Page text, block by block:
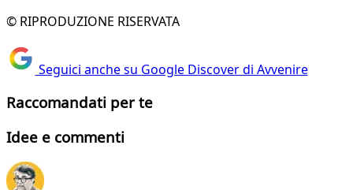
© RIPRODUZIONE RISERVATA
Seguici anche su Google Discover di Avvenire
Raccomandati per te
Idee e commenti